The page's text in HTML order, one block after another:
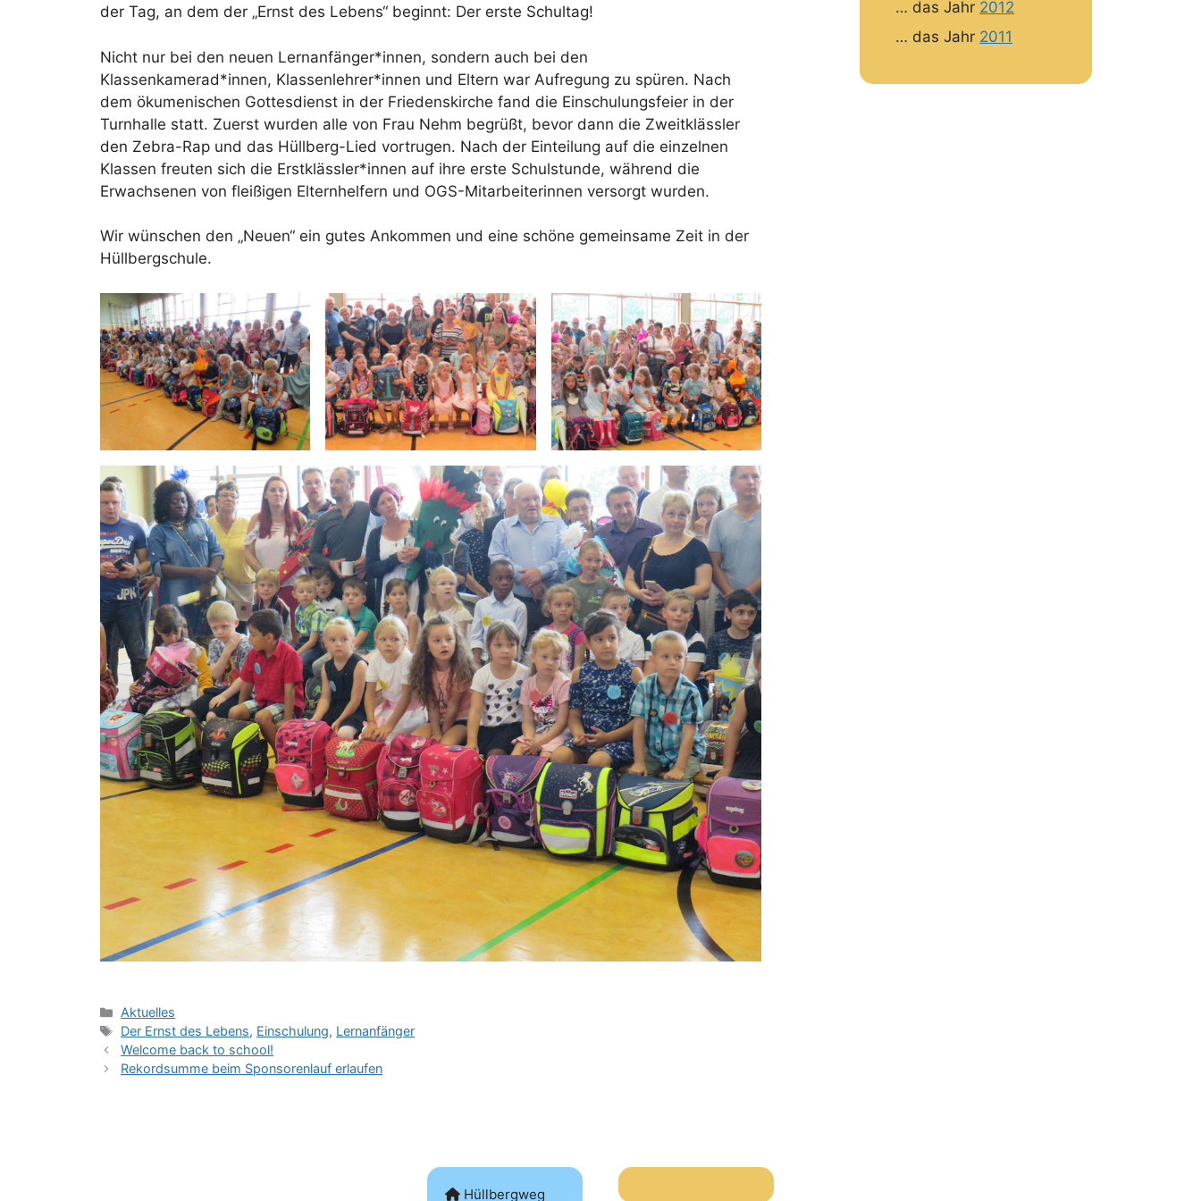
der Tag, an dem der „Ernst des Lebens“ beginnt: Der erste Schultag!
Nicht nur bei den neuen Lernanfänger*innen, sondern auch bei den
Klassenkamerad*innen, Klassenlehrer*innen und Eltern war Aufregung zu spüren. Nach
dem ökumenischen Gottesdienst in der Friedenskirche fand die Einschulungsfeier in der
Turnhalle statt. Zuerst wurden alle von Frau Nehm begrüßt, bevor dann die Zweitklässler
den Zebra-Rap und das Hüllberg-Lied vortrugen. Nach der Einteilung auf die einzelnen
Klassen freuten sich die Erstklässler*innen auf ihre erste Schulstunde, während die
Erwachsenen von fleißigen Elternhelfern und OGS-Mitarbeiterinnen versorgt wurden.
Wir wünschen den „Neuen“ ein gutes Ankommen und eine schöne gemeinsame Zeit in der
Hüllbergschule.
Kategorien
Aktuelles
Schlagwörter
Der Ernst des Lebens, Einschulung, Lernanfänger
Welcome back to school!
Rekordsumme beim Sponsorenlauf erlaufen
… das Jahr 2012
… das Jahr 2011
Hüllbergweg